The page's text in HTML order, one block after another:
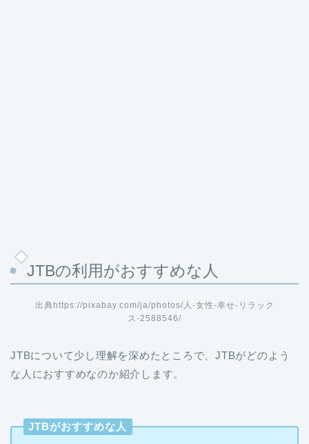
JTBの利用がおすすめな人
出典https://pixabay.com/ja/photos/人-女性-幸せ-リラック
ス-2588546/
JTBについて少し理解を深めたところで、JTBがどのよう
な人におすすめなのか紹介します。
JTBがおすすめな人